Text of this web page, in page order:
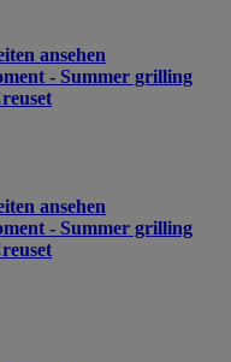
ansehen
- Summer grilling
ansehen
- Summer grilling